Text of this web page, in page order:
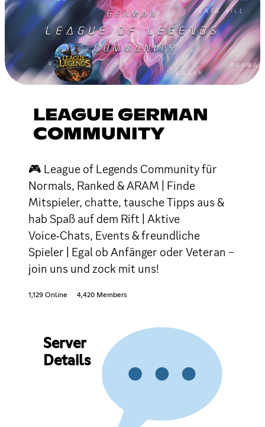
LEAGUE GERMAN
COMMUNITY
🎮 League of Legends Community für
Normals, Ranked & ARAM | Finde
Mitspieler, chatte, tausche Tipps aus &
hab Spaß auf dem Rift | Aktive
Voice‑Chats, Events & freundliche
Spieler | Egal ob Anfänger oder Veteran –
join uns und zock mit uns!
1,129 Online 4,420 Members
Server
Details